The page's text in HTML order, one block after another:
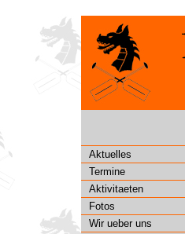
Aktuelles
Termine
Aktivitaeten
Fotos
Wir ueber uns